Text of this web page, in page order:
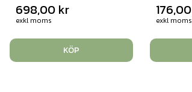
698,00 kr
exkl moms
KÖP
176,00
exkl moms